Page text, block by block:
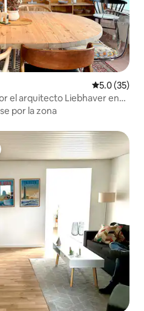
Calificación
5.0 (35)
el arquitecto Liebhaver en
por la zona